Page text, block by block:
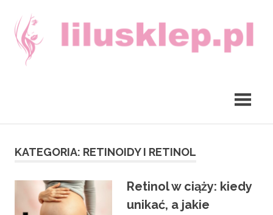
content
KATEGORIA: RETINOIDY I RETINOL
Retinol w ciąży: kiedy
unikać, a jakie